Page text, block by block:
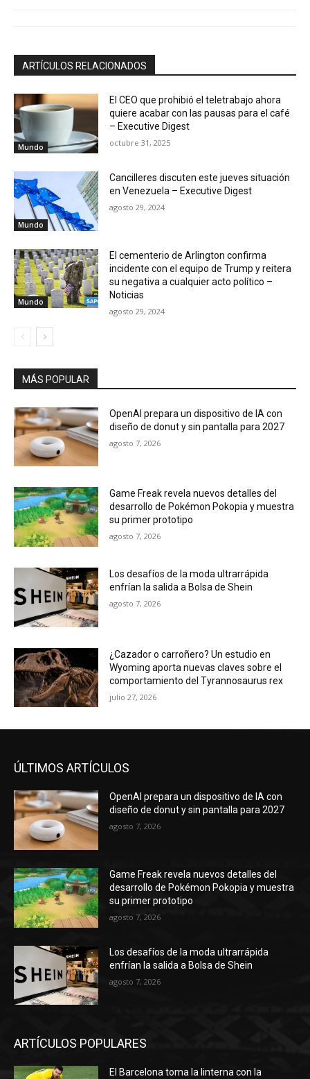
ARTÍCULOS RELACIONADOS
Mundo
El CEO que prohibió el teletrabajo ahora
quiere acabar con las pausas para el café
– Executive Digest
octubre 31, 2025
Mundo
Cancilleres discuten este jueves situación
en Venezuela – Executive Digest
agosto 29, 2024
Mundo
El cementerio de Arlington confirma
incidente con el equipo de Trump y reitera
su negativa a cualquier acto político –
Noticias
agosto 29, 2024
MÁS POPULAR
OpenAI prepara un dispositivo de IA con
diseño de donut y sin pantalla para 2027
agosto 7, 2026
Game Freak revela nuevos detalles del
desarrollo de Pokémon Pokopia y muestra
su primer prototipo
agosto 7, 2026
Los desafíos de la moda ultrarrápida
enfrían la salida a Bolsa de Shein
agosto 7, 2026
¿Cazador o carroñero? Un estudio en
Wyoming aporta nuevas claves sobre el
comportamiento del Tyrannosaurus rex
julio 27, 2026
ÚLTIMOS ARTÍCULOS
OpenAI prepara un dispositivo de IA con
diseño de donut y sin pantalla para 2027
agosto 7, 2026
Game Freak revela nuevos detalles del
desarrollo de Pokémon Pokopia y muestra
su primer prototipo
agosto 7, 2026
Los desafíos de la moda ultrarrápida
enfrían la salida a Bolsa de Shein
agosto 7, 2026
ARTÍCULOS POPULARES
El Barcelona toma la linterna con la